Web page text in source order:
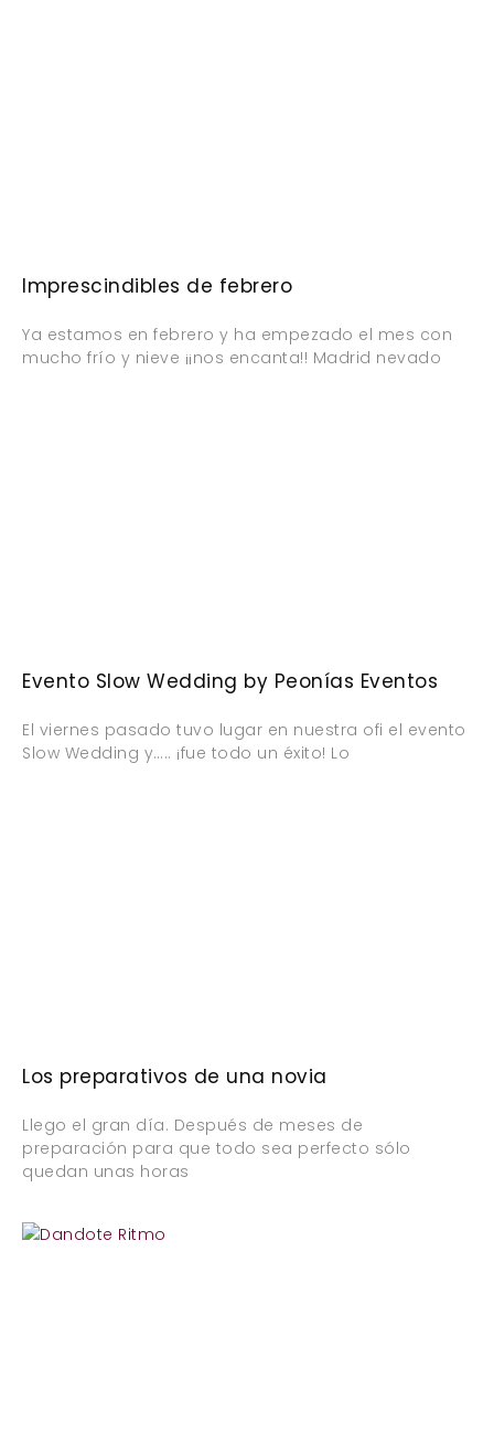
Imprescindibles de febrero
Ya estamos en febrero y ha empezado el mes con
mucho frío y nieve ¡¡nos encanta!! Madrid nevado
Evento Slow Wedding by Peonías Eventos
El viernes pasado tuvo lugar en nuestra ofi el evento
Slow Wedding y….. ¡fue todo un éxito! Lo
Los preparativos de una novia
Llego el gran día. Después de meses de
preparación para que todo sea perfecto sólo
quedan unas horas